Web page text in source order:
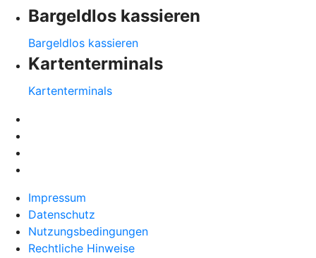
Bargeldlos kassieren
Bargeldlos kassieren
Kartenterminals
Kartenterminals
Impressum
Datenschutz
Nutzungsbedingungen
Rechtliche Hinweise